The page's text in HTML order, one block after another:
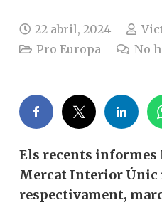
22 abril, 2024
Pro Europa
No
Els recents informes
Mercat Interior
respectivament,